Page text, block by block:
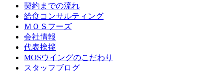
契約までの流れ
給食コンサルティング
ＭＯＳフーズ
会社情報
代表挨拶
MOSウイングのこだわり
スタッフブログ